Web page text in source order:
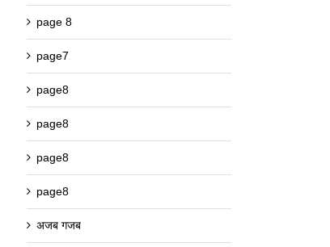
page 8
page7
page8
page8
page8
page8
अजब गजब